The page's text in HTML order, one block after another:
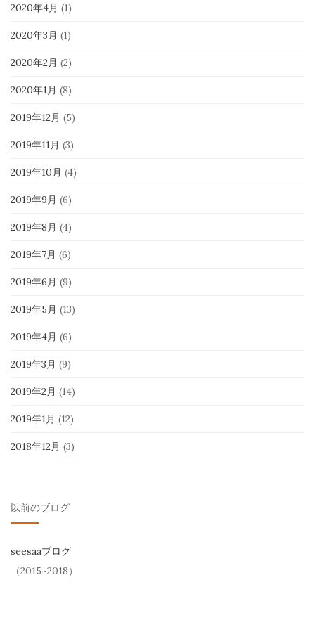
2020年4月 (1)
2020年3月 (1)
2020年2月 (2)
2020年1月 (8)
2019年12月 (5)
2019年11月 (3)
2019年10月 (4)
2019年9月 (6)
2019年8月 (4)
2019年7月 (6)
2019年6月 (9)
2019年5月 (13)
2019年4月 (6)
2019年3月 (9)
2019年2月 (14)
2019年1月 (12)
2018年12月 (3)
以前のブログ
seesaaブログ
（2015~2018）